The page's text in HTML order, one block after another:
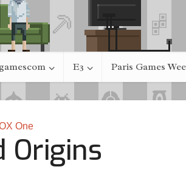
gamescom E3 Paris Games
One
Origins